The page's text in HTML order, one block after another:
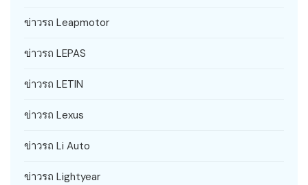
ข่าวรถ Leapmotor
ข่าวรถ LEPAS
ข่าวรถ LETIN
ข่าวรถ Lexus
ข่าวรถ Li Auto
ข่าวรถ Lightyear